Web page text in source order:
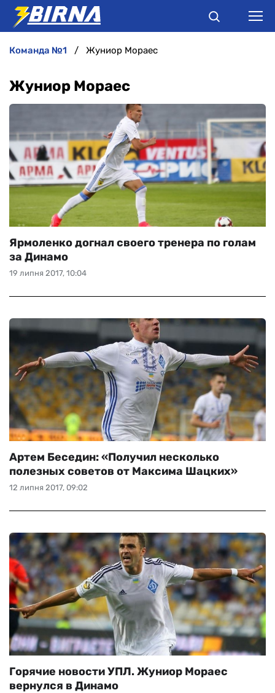
АНАЛІТИКА
ІНТЕРВ'Ю
РІЗНЕ
БУКМЕКЕРИ
команда №1 Жуниор Мораес
Жуниор Мораес
19 липня 2017, 10:04
Ярмоленко догнал своего тренера по голам
за Динамо
12 липня 2017, 09:02
Артем Беседин: «Получил несколько
полезных советов от Максима Шацких»
Горячие новости УПЛ. Жуниор Мораес
вернулся в Динамо